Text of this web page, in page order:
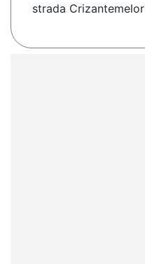
strada Crizantemelor